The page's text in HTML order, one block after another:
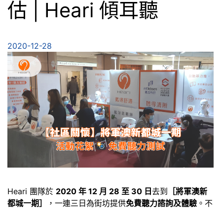
估 | Heari 傾耳聽
2020-12-28
Heari 團隊於 2020 年 12 月 28 至 30 日 去到
［將軍澳新
都城一期］
，一連三日為街坊提供免費聽力諮詢及體驗 。不